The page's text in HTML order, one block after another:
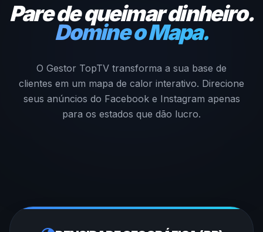
Pare de queimar dinheiro.
Domine o Mapa.
O Gestor TopTV transforma a sua base de
clientes em um mapa de calor interativo. Direcione
seus anúncios do Facebook e Instagram apenas
para os estados que dão lucro.